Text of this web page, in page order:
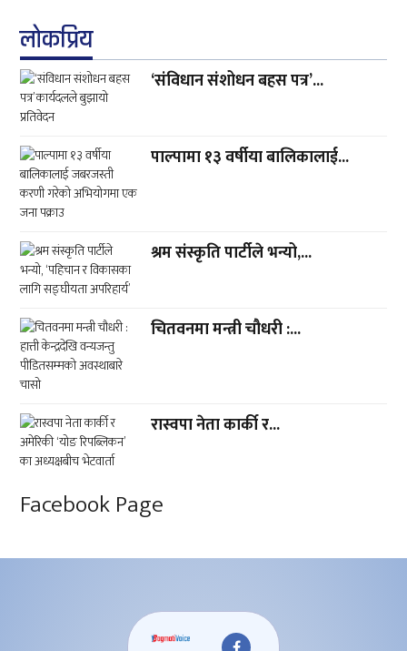
लाेकप्रिय
‘संविधान संशोधन बहस पत्र’...
पाल्पामा १३ वर्षीया बालिकालाई...
श्रम संस्कृति पार्टीले भन्यो,...
चितवनमा मन्त्री चौधरी :...
रास्वपा नेता कार्की र...
Facebook Page